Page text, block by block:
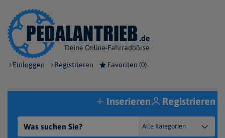
Einloggen Registrieren Favoriten (0)
Inserieren Registrieren